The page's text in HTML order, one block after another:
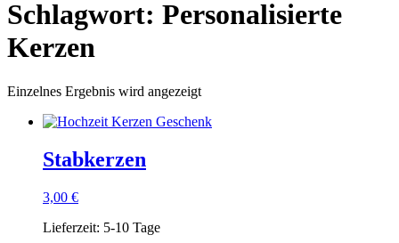
Schlagwort: Personalisierte
Kerzen
Einzelnes Ergebnis wird angezeigt
Stabkerzen
3,00 €
Lieferzeit: 5-10 Tage